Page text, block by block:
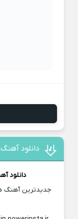
دانلود
دانلود
جدیدترین آهنگ